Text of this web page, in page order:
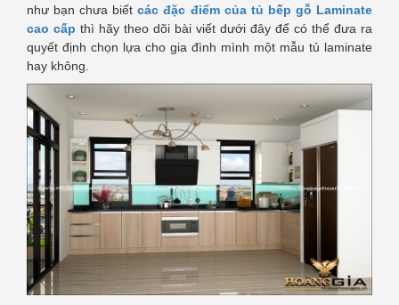
như bạn chưa biếtcác đặc điểm của tủ bếp gỗ Laminate
cao cấp thì hãy theo dõi bài viết dưới đây để có thể đưa ra
quyết định chọn lựa cho gia đình mình một mẫu tủ laminate
hay không.